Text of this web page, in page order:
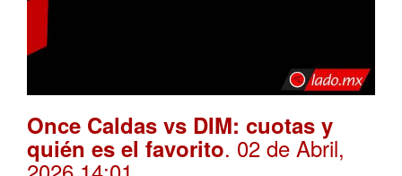
Once Caldas vs DIM: cuotas y
quién es el favorito. 02 de Abril,